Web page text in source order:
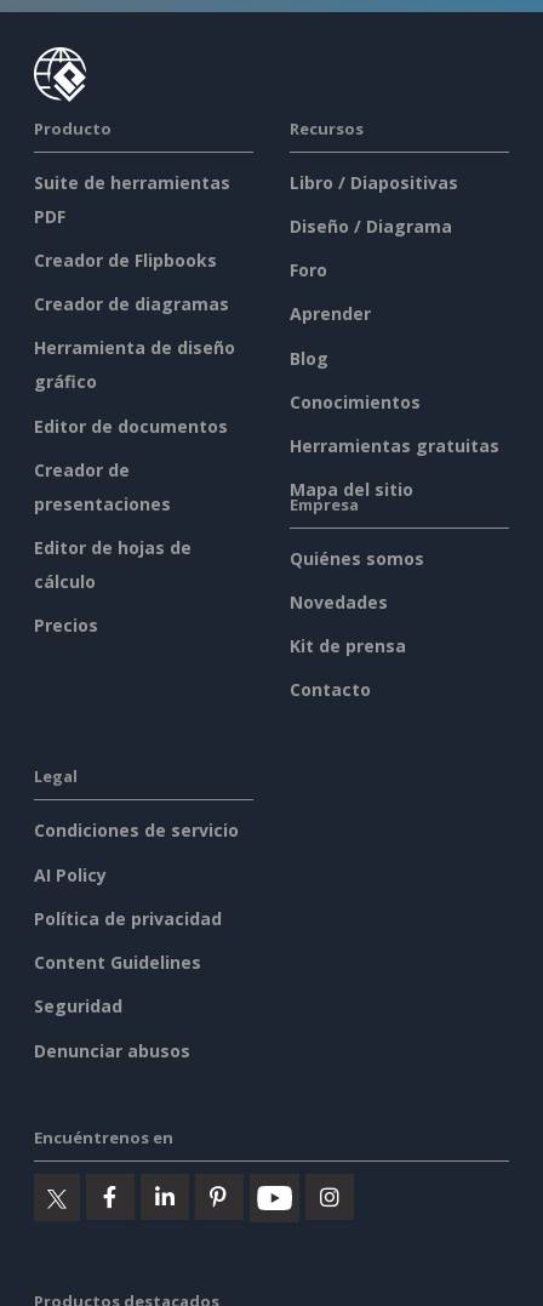
Producto
Suite de herramientas
PDF
Creador de Flipbooks
Creador de diagramas
Herramienta de diseño
gráfico
Editor de documentos
Creador de
presentaciones
Editor de hojas de
cálculo
Precios
Recursos
Libro / Diapositivas
Diseño / Diagrama
Foro
Aprender
Blog
Conocimientos
Herramientas gratuitas
Mapa del sitio
Empresa
Quiénes somos
Novedades
Kit de prensa
Contacto
Legal
Condiciones de servicio
AI Policy
Política de privacidad
Content Guidelines
Seguridad
Denunciar abusos
Encuéntrenos en
Productos destacados